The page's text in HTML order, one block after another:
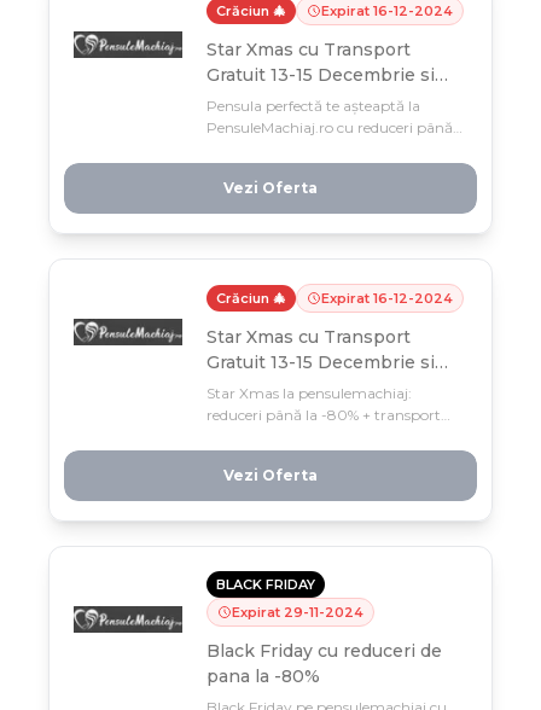
Crăciun 🎄 Expirat 16-12-2024
Star Xmas cu Transport
Gratuit 13-15 Decembrie si
Reduceri de pana la -80%
Pensula perfectă te așteaptă la
PensuleMachiaj.ro cu reduceri până
Xmas și primești și Celebrity Beauty
Bag cadou.
Vezi Oferta
Crăciun 🎄 Expirat 16-12-2024
Star Xmas cu Transport
Gratuit 13-15 Decembrie si
Reduceri de pana la -80%
Star Xmas la pensulemachiaj:
reduceri până la -80% + transport
primești cadou Celebrity Beauty Bag
la fiecare comandă.
Vezi Oferta
BLACK FRIDAY
Expirat 29-11-2024
Black Friday cu reduceri de
pana la -80%